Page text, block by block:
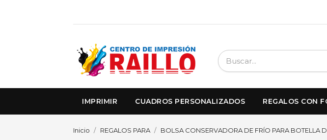
IMPRIMIR CUADROS PERSONALIZADOS REGALOS CON
Inicio REGALOS PARA BOLSA CONSERVADORA DE FRÍO PARA BOTELLA